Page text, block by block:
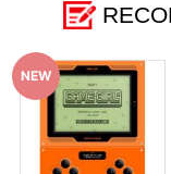
販売元 (株)バンダ